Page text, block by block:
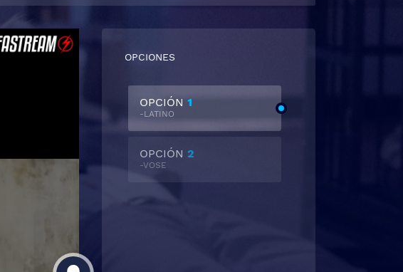
OPCIONES
OPCIÓN 1
-LATINO
OPCIÓN 2
-VOSE